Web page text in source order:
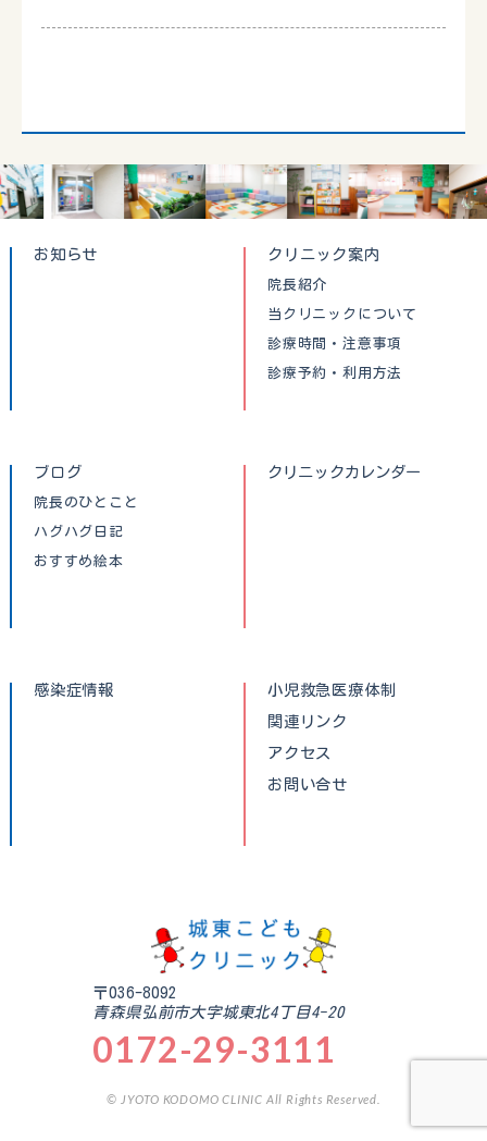
お知らせ クリニック案内
院長紹介
当クリニックについて
診療時間・注意事項
診療予約・利用方法
ブログ
院長のひとこと
ハグハグ日記
おすすめ絵本
クリニックカレンダー
感染症情報
小児救急医療体制
関連リンク
アクセス
お問い合せ
〒036-8092
青森県弘前市大字城東北4丁目4-20
0172-29-3111
© JYOTO KODOMO CLINIC All Rights Reserved.